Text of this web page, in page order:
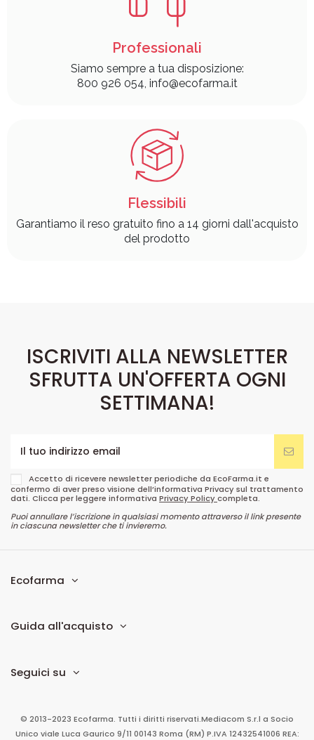
Professionali
Siamo sempre a tua disposizione:
800 926 054, info@ecofarma.it
Flessibili
Garantiamo il reso gratuito fino a 14 giorni dall'acquisto
del prodotto
ISCRIVITI ALLA NEWSLETTER
SFRUTTA UN'OFFERTA OGNI
SETTIMANA!
Accetto di ricevere newsletter periodiche da EcoFarma.it e
confermo di aver preso visione dell’informativa Privacy sul trattamento
dati. Clicca per leggere informativa Privacy Policycompleta.
Puoi annullare l’iscrizione in qualsiasi momento attraverso il link presente
in ciascuna newsletter che ti invieremo.
Ecofarma
Guida all'acquisto
Seguici su
© 2013-2023 Ecofarma. Tutti i diritti riservati.Mediacom S.r.l a Socio
Unico viale Luca Gaurico 9/11 00143 Roma (RM) P.IVA 12432541006 REA: